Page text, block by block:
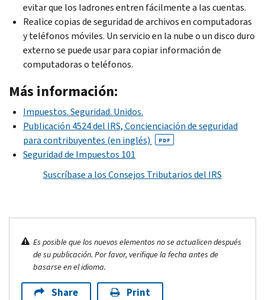
evitar que los ladrones entren fácilmente a las cuentas.
Realice copias de seguridad de archivos en computadoras
y teléfonos móviles. Un servicio en la nube o un disco duro
externo se puede usar para copiar información de
computadoras o teléfonos.
Más información:
Impuestos. Seguridad. Unidos.
Publicación 4524 del IRS, Concienciación de seguridad
para contribuyentes (en inglés)
PDF
Seguridad de Impuestos 101
Suscríbase a los Consejos Tributarios del IRS
Es posible que los nuevos elementos no se actualicen después
de su publicación. Por favor, verifique la fecha antes de
basarse en el idioma.
Share Print